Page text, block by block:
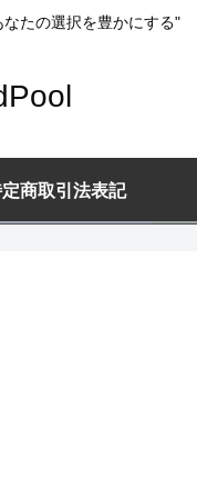
たの選択を豊かにする"
商取引法表記